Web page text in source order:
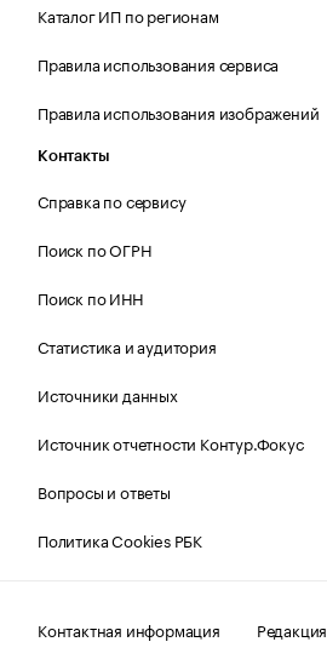
Каталог ИП по регионам
Правила использования сервиса
Правила использования изображений
Контакты
Справка по сервису
Поиск по ОГРН
Поиск по ИНН
Статистика и аудитория
Источники данных
Источник отчетности Контур.Фокус
Вопросы и ответы
Политика Cookies РБК
Контактная информация Редакция